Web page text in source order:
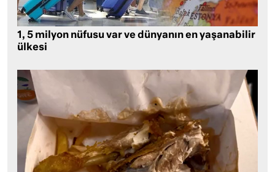
1, 5 milyon nüfusu var ve dünyanın en yaşanabilir
ülkesi